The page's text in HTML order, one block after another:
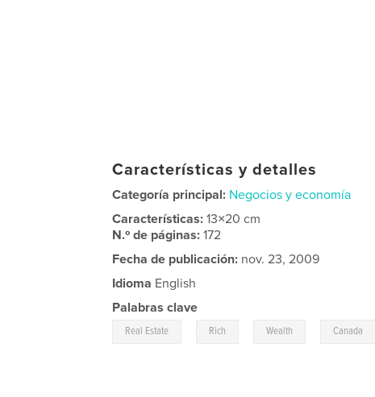
Características y detalles
Categoría principal: Negocios y economía
Características:13×20 cm
N.º de páginas:172
Fecha de publicación: nov. 23, 2009
Idioma English
Palabras clave
Real Estate Rich Wealth Canada